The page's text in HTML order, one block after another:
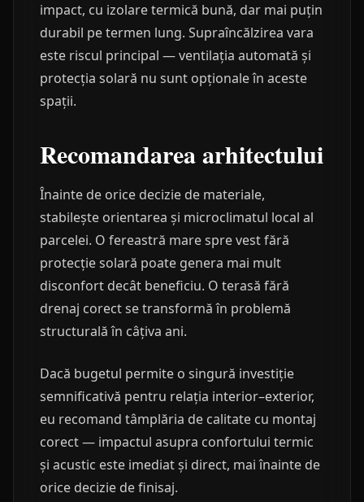
impact, cu izolare termică bună, dar mai puțin
durabil pe termen lung. Supraîncălzirea vara
este riscul principal — ventilația automată și
protecția solară nu sunt opționale în aceste
spații.
Recomandarea arhitectului
Înainte de orice decizie de materiale,
stabilește orientarea și microclimatul local al
parcelei. O fereastră mare spre vest fără
protecție solară poate genera mai mult
disconfort decât beneficiu. O terasă fără
drenaj corect se transformă în problemă
structurală în câțiva ani.
Dacă bugetul permite o singură investiție
semnificativă pentru relația interior–exterior,
eu recomand tâmplăria de calitate cu montaj
corect — impactul asupra confortului termic
și acustic este imediat și direct, mai înainte de
orice decizie de finisaj.